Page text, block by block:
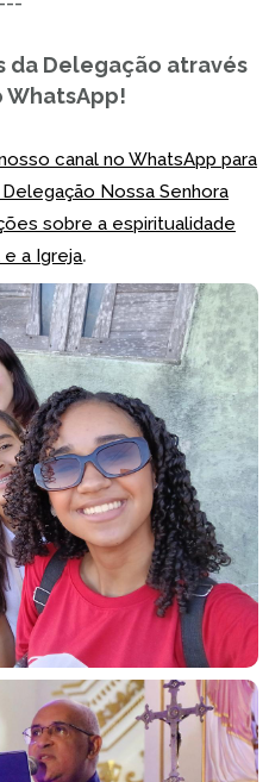
da Delegação através
WhatsApp!
canal no WhatsApp para
Nossa Senhora
sobre a espiritualidade
e a Igreja.